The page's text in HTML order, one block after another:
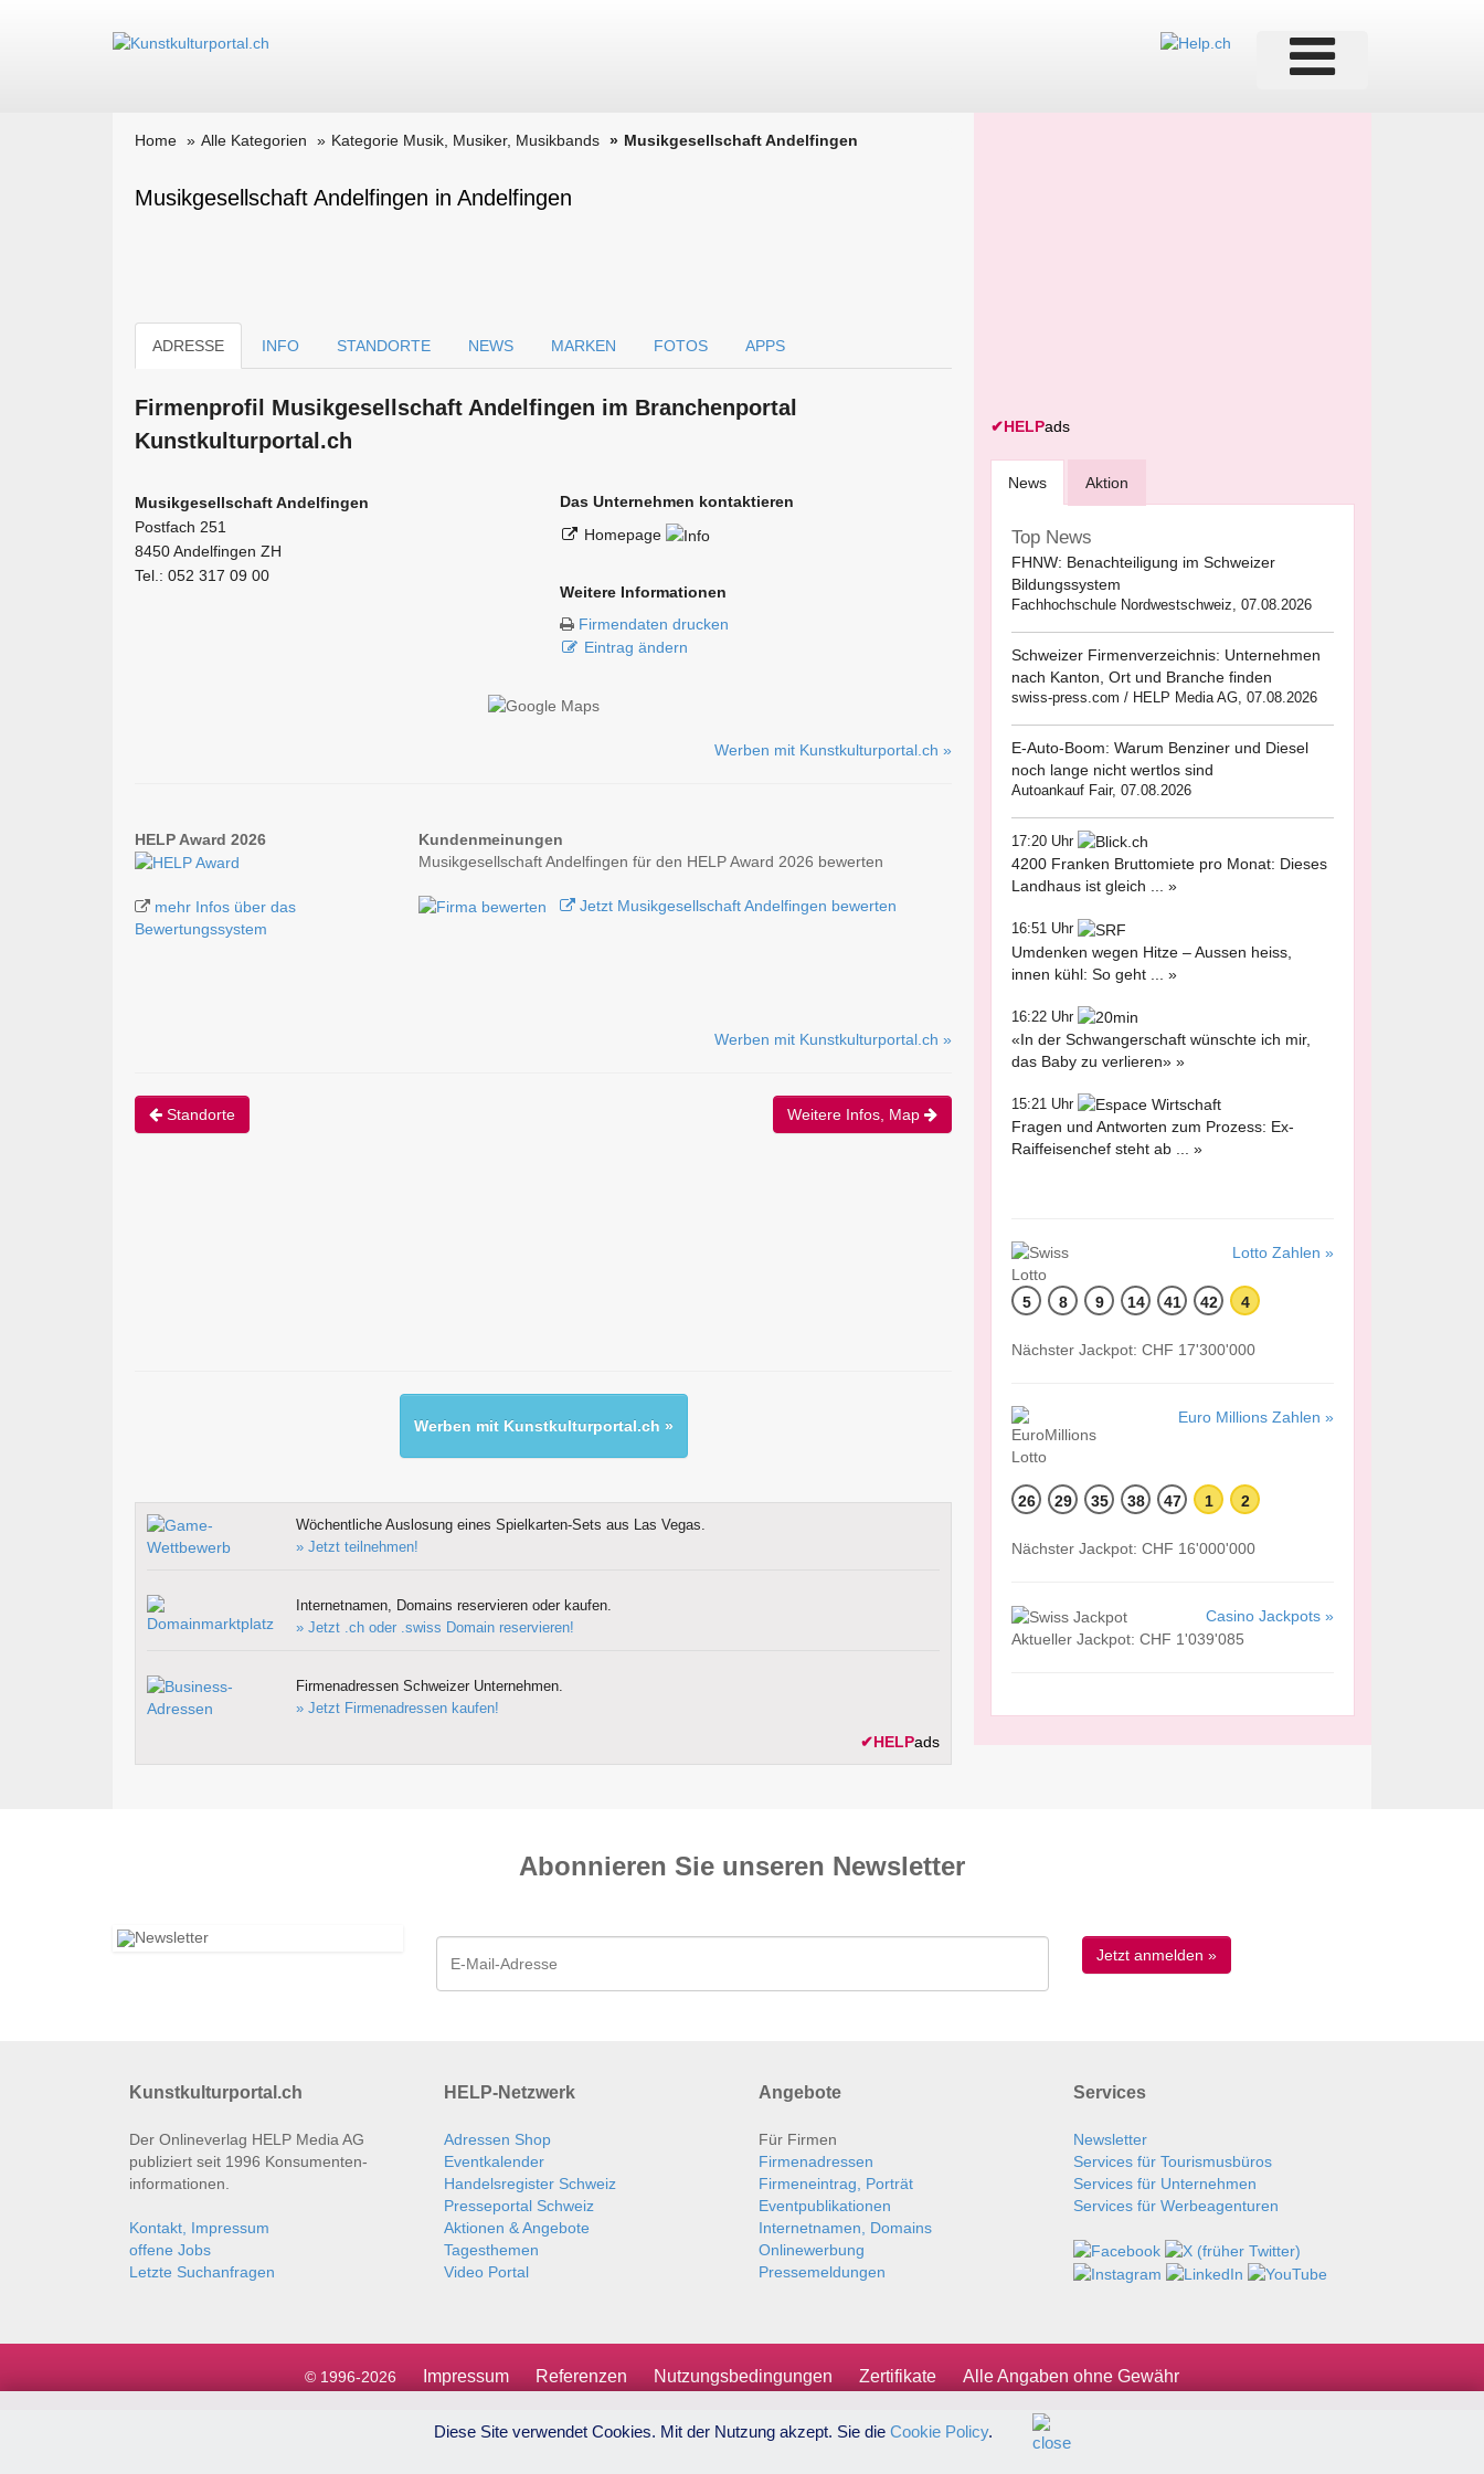
Home Alle Kategorien Kategorie Musik, Musiker, Musikbands Musikgesellschaft Andelfingen
Musikgesellschaft Andelfingen in Andelfingen
ADRESSE INFO STANDORTE NEWS MARKEN FOTOS APPS
Firmen­profil Musikgesellschaft Andelfingen im Branchen­portal
Kunstkulturportal.ch
Musikgesellschaft Andelfingen
Postfach 251
8450 Andelfingen ZH
Tel.: 052 317 09 00
Das Unternehmen kontaktieren
Homepage
Weitere Informationen
Firmendaten drucken
Eintrag ändern
Werben mit Kunstkulturportal.ch »
HELP Award 2026
mehr Infos über das
Bewertungssystem
Kundenmeinungen
Musikgesellschaft Andelfingen für den HELP Award 2026 bewerten
Jetzt Musikgesellschaft Andelfingen bewerten
Werben mit Kunstkulturportal.ch »
Standorte Weitere Infos, Map
Werben mit Kunstkulturportal.ch »
Wöchentliche Auslosung eines Spielkarten-Sets aus Las Vegas.
» Jetzt teilnehmen!
Internetnamen, Domains reservieren oder kaufen.
» Jetzt .ch oder .swiss Domain reservieren!
Firmenadressen Schweizer Unternehmen.
» Jetzt Firmenadressen kaufen!
✔HELPads
✔HELPads
News Aktion
Top News
FHNW: Benachteiligung im Schweizer
Bildungssystem
Fachhochschule Nordwestschweiz, 07.08.2026
Schweizer Firmenverzeichnis: Unternehmen
nach Kanton, Ort und Branche finden
swiss-press.com / HELP Media AG, 07.08.2026
E-Auto-Boom: Warum Benziner und Diesel
noch lange nicht wertlos sind
Autoankauf Fair, 07.08.2026
17:20 Uhr
4200 Franken Bruttomiete pro Monat: Dieses
Landhaus ist gleich ... »
16:51 Uhr
Umdenken wegen Hitze – Aussen heiss,
innen kühl: So geht ... »
16:22 Uhr
«In der Schwangerschaft wünschte ich mir,
das Baby zu verlieren» »
15:21 Uhr
Fragen und Antworten zum Prozess: Ex-
Raiffeisenchef steht ab ... »
Lotto Zahlen »
5 8 9 14 41 42 4
Nächster Jackpot: CHF 17'300'000
Euro Millions Zahlen »
26 29 35 38 47 1 2
Nächster Jackpot: CHF 16'000'000
Casino Jackpots »
Aktueller Jackpot: CHF 1'039'085
Abonnieren Sie unseren News­letter
Kunstkulturportal.ch
Der Onlineverlag HELP Media AG
publiziert seit 1996 Konsumenten­
informationen.
Kontakt, Impressum
offene Jobs
Letzte Suchanfragen
HELP-Netzwerk
Adressen Shop
Eventkalender
Handelsregister Schweiz
Presseportal Schweiz
Aktionen & Angebote
Tagesthemen
Video Portal
Angebote
Für Firmen
Firmenadressen
Firmeneintrag, Porträt
Eventpublikationen
Internetnamen, Domains
Onlinewerbung
Pressemeldungen
Services
Newsletter
Services für Tourismusbüros
Services für Unternehmen
Services für Werbeagenturen
© 1996-2026 Impressum Referenzen Nutzungsbedingungen Zertifikate Alle Angaben ohne Gewähr
Diese Site verwendet Cookies. Mit der Nutzung akzept. Sie die Cookie Policy.